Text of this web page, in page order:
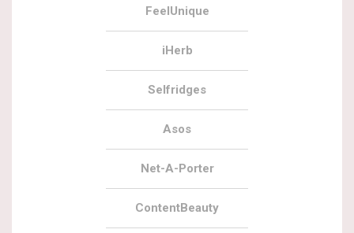
FeelUnique
iHerb
Selfridges
Asos
Net-A-Porter
ContentBeauty